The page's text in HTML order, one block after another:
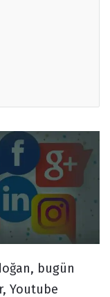
bugün
Youtube